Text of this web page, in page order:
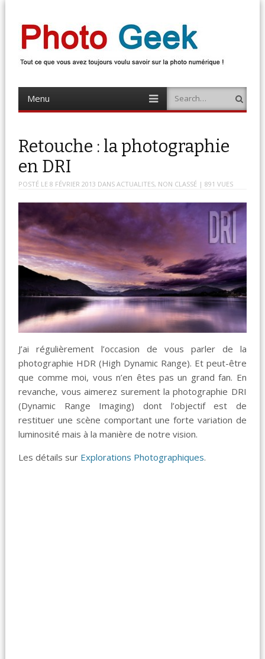
Photo Geek
Menu
content
Search
Retouche : la photographie
en DRI
POSTÉ LE8 FÉVRIER 2013 DANSACTUALITES, NON CLASSÉ | 891 VUES
J’ai régulièrement l’occasion de vous parler de la
photographie HDR (High Dynamic Range). Et peut-être
que comme moi, vous n’en êtes pas un grand fan. En
revanche, vous aimerez surement la photographie DRI
(Dynamic Range Imaging) dont l’objectif est de
restituer une scène comportant une forte variation de
luminosité mais à la manière de notre vision.
Les détails sur Explorations Photographiques.